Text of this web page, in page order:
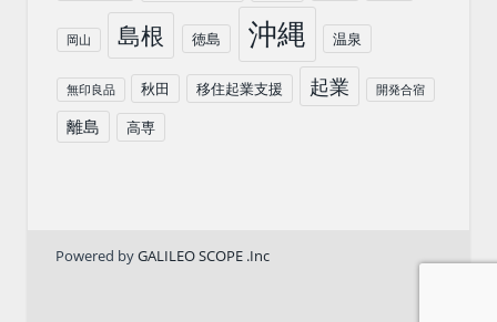
岡山 島根 徳島 沖縄 温泉
無印良品 秋田 移住起業支援 起業 開発合宿
離島 高専
Powered byGALILEO SCOPE .Inc